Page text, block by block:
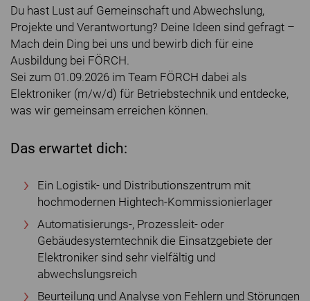
Du hast Lust auf Gemeinschaft und Abwechslung,
Projekte und Verantwortung? Deine Ideen sind gefragt –
Mach dein Ding bei uns und bewirb dich für eine
Ausbildung bei FÖRCH.
Sei zum 01.09.2026 im Team FÖRCH dabei als
Elektroniker (m/w/d) für Betriebstechnik und entdecke,
was wir gemeinsam erreichen können.
Das erwartet dich:
Ein Logistik- und Distributionszentrum mit
hochmodernen Hightech-Kommissionierlager
Automatisierungs-, Prozessleit- oder
Gebäudesystemtechnik die Einsatzgebiete der
Elektroniker sind sehr vielfältig und
abwechslungsreich
Beurteilung und Analyse von Fehlern und Störungen